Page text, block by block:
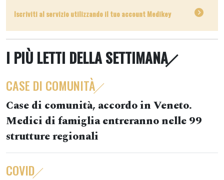
Iscriviti al servizio utilizzando il tuo account Medikey
I PIÙ LETTI DELLA SETTIMANA
CASE DI COMUNITÀ
Case di comunità, accordo in Veneto.
Medici di famiglia entreranno nelle 99
strutture regionali
COVID